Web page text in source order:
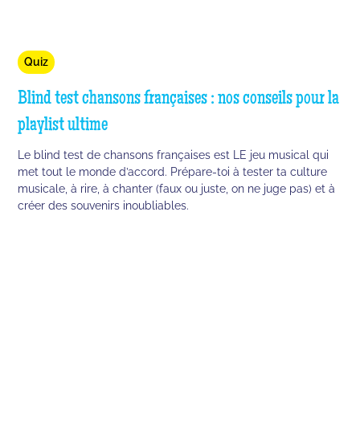
Quiz
Blind test chansons françaises : nos conseils pour la
playlist ultime
Le blind test de chansons françaises est LE jeu musical qui
met tout le monde d’accord. Prépare-toi à tester ta culture
musicale, à rire, à chanter (faux ou juste, on ne juge pas) et à
créer des souvenirs inoubliables.